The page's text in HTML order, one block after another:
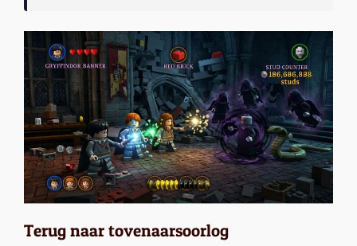
Terug naar tovenaarsoorlog